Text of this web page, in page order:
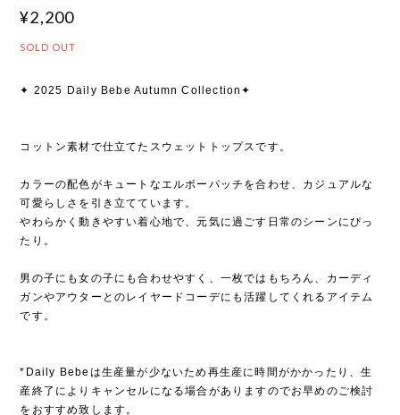
¥2,200
SOLD OUT
✦ 2025 Daily Bebe Autumn Collection✦
コットン素材で仕立てたスウェットトップスです。
カラーの配色がキュートなエルボーパッチを合わせ、カジュアルな
可愛らしさを引き立てています。
やわらかく動きやすい着心地で、元気に過ごす日常のシーンにぴっ
たり。
男の子にも女の子にも合わせやすく、一枚ではもちろん、カーディ
ガンやアウターとのレイヤードコーデにも活躍してくれるアイテム
です。
*Daily Bebeは生産量が少ないため再生産に時間がかかったり、生
産終了によりキャンセルになる場合がありますのでお早めのご検討
をおすすめ致します。